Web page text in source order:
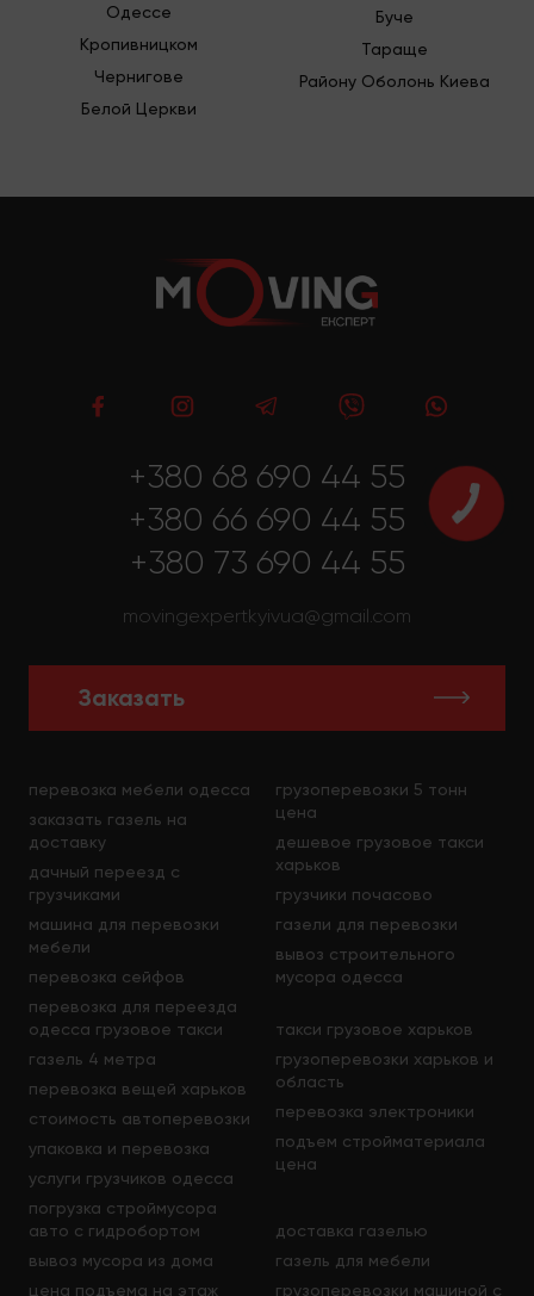
Одессе
Кропивницком
Чернигове
Белой Церкви
Буче
Тараще
Району Оболонь Киева
+380 68 690 44 55
+380 66 690 44 55
+380 73 690 44 55
movingexpertkyivua@gmail.com
Заказать
перевозка мебели одесса
заказать газель на
доставку
дачный переезд с
грузчиками
машина для перевозки
мебели
перевозка сейфов
перевозка для переезда
грузоперевозки 5 тонн
цена
дешевое грузовое такси
харьков
грузчики почасово
газели для перевозки
вывоз строительного
мусора одесса
одесса грузовое такси
газель 4 метра
перевозка вещей харьков
стоимость автоперевозки
упаковка и перевозка
услуги грузчиков одесса
погрузка строймусора
такси грузовое харьков
грузоперевозки харьков и
область
перевозка электроники
подъем стройматериала
цена
авто с гидробортом
вывоз мусора из дома
цена подъема на этаж
доставка газелью
газель для мебели
грузоперевозки машиной с